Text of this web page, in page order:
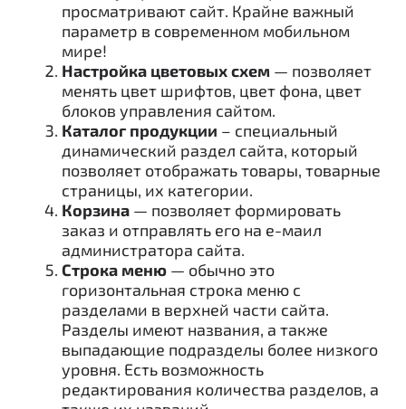
просматривают сайт. Крайне важный
параметр в современном мобильном
мире!
Настройка цветовых схем — позволяет
менять цвет шрифтов, цвет фона, цвет
блоков управления сайтом.
Каталог продукции – специальный
динамический раздел сайта, который
позволяет отображать товары, товарные
страницы, их категории.
Корзина — позволяет формировать
заказ и отправлять его на е-маил
администратора сайта.
Строка меню — обычно это
горизонтальная строка меню с
разделами в верхней части сайта.
Разделы имеют названия, а также
выпадающие подразделы более низкого
уровня. Есть возможность
редактирования количества разделов, а